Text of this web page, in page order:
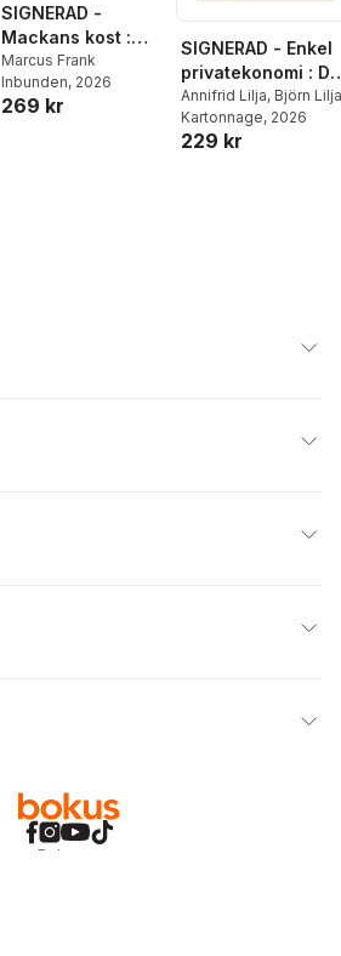
SIGNERAD -
Mackans kost :
Middagar och
matlådor
Marcus Frank
Inbunden, 2026
269 kr
SIGNERAD - Enkel
privatekonomi :
praktiska guide till
livets alla
pengafrågor
Annifrid Lilja, Björn Lilja
Kartonnage, 2026
229 kr
Bokus